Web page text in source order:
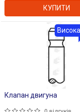
КУПИТИ
Клапан двигуна